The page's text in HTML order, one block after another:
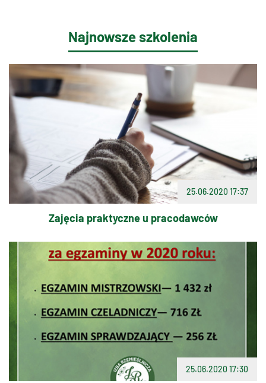
Najnowsze szkolenia
25.06.2020 17:37
Zajęcia praktyczne u pracodawców
25.06.2020 17:30